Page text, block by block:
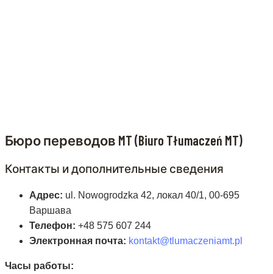
Бюро переводов MT (Biuro Tłumaczeń MT)
Контакты и дополнительные сведения
Адрес: ul. Nowogrodzka 42, локал 40/1, 00-695
Варшава
Телефон: +48 575 607 244
Электронная почта: kontakt@tlumaczeniamt.pl
Часы работы: